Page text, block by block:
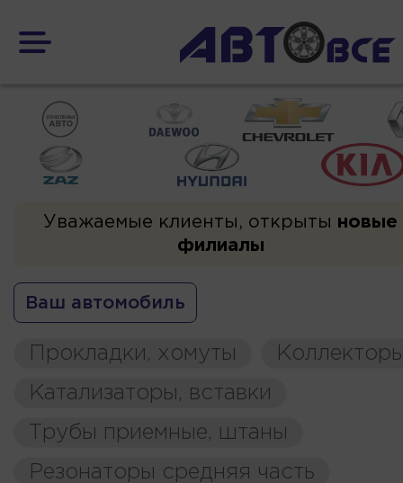
Уважаемые клиенты, открыты новые
филиалы
Ваш автомобиль
Прокладки, хомуты
Катализаторы, вставки
Трубы приемные, штаны
Резонаторы средняя часть